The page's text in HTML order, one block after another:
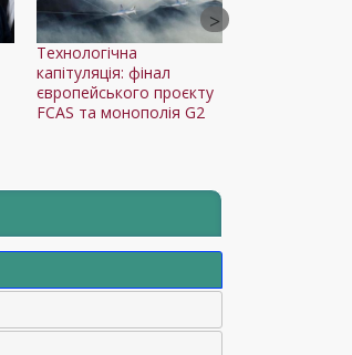
Технологічна
капітуляція: фінал
європейського проєкту
FCAS та монополія G2